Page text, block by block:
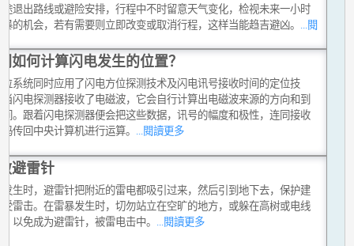
途退出路线或避险安排，行程中不时留意天气变化，检视未来一小时
的机会，若有需要则立即改变或取消行程，这样当能趋吉避凶。
...閱
如何计算闪电发生的位置？
位系统同时应用了闪电方位探测技术及闪电讯号接收时间的定位技
闪电探测器接收了电磁波，它会自行计算出电磁波来源的方向和到
间。跟着闪电探测器便会把这些数据，讯号的幅度和极性，连同接收
传回中央计算机进行运算。 ...閱讀更多
避雷针
发生时，避雷针把附近的雷电都吸引过来，然后引到地下去，保护建
受雷击。在雷暴发生时，切勿站立在空旷的地方，或躲在高树或电线
以免成为避雷针，被雷电击中。
...閱讀更多